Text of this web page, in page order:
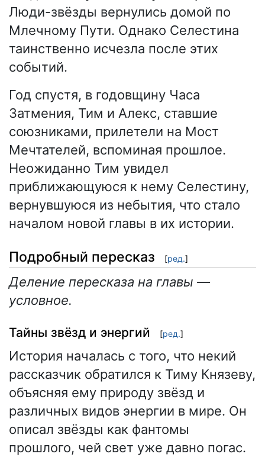
Люди-звёзды вернулись домой по
Млечному Пути. Однако Селестина
таинственно исчезла после этих
событий.
Год спустя, в годовщину Часа
Затмения, Тим и Алекс, ставшие
союзниками, прилетели на Мост
Мечтателей, вспоминая прошлое.
Неожиданно Тим увидел
приближающуюся к нему Селестину,
вернувшуюся из небытия, что стало
началом новой главы в их истории.
Подробный пересказ [ред.]
Деление пересказа на главы —
условное.
Тайны звёзд и энергий [ред.]
История началась с того, что некий
рассказчик обратился к Тиму Князеву,
объясняя ему природу звёзд и
различных видов энергии в мире. Он
описал звёзды как фантомы
прошлого, чей свет уже давно погас.